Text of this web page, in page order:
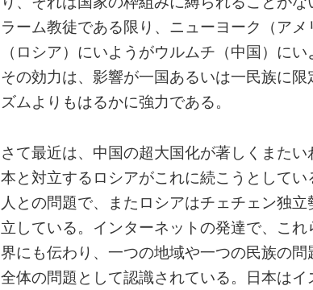
ラーム教徒である限り、ニューヨーク（ア
（ロシア）にいようがウルムチ（中国）に
その効力は、影響が一国あるいは一民族に
ズムよりもはるかに強力である。
さて最近は、中国の超大国化が著しくまた
本と対立するロシアがこれに続こうとして
人との問題で、またロシアはチェチェン独
立している。インターネットの発達で、こ
界にも伝わり、一つの地域や一つの民族の
全体の問題として認識されている。日本は